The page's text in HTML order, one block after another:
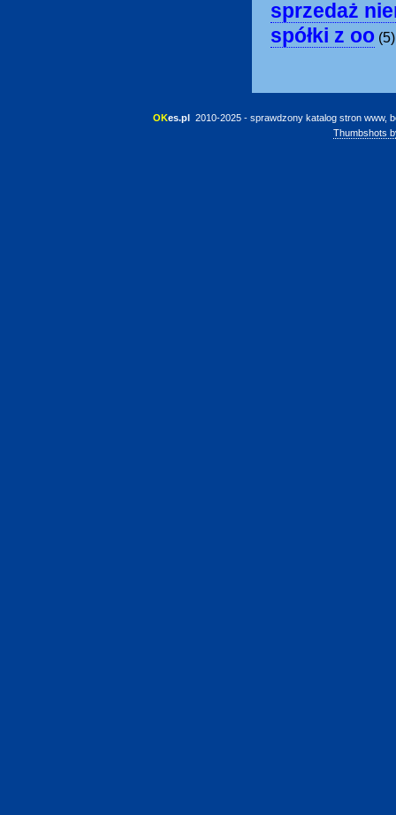
sprzedaż
spółki z oo
OKes.pl 2010-2025 - sprawdzony katalog stron www,
Thumbshots